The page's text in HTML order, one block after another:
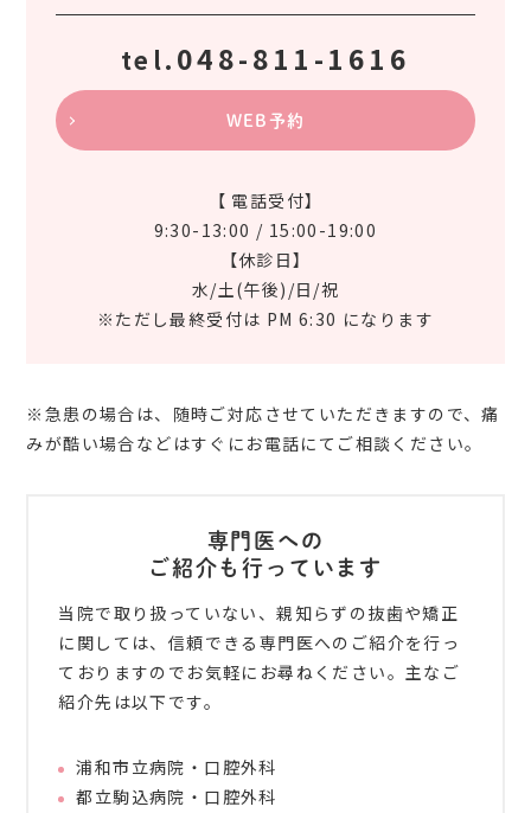
tel. 048-811-1616
WEB予約
【 電話受付】
9:30-13:00 / 15:00-19:00
【休診日】
水/土(午後)/日/祝
※ただし最終受付は PM 6:30 になります
※急患の場合は、随時ご対応させていただきますので、痛
みが酷い場合などはすぐにお電話にてご相談ください。
専門医への
ご紹介も行っています
当院で取り扱っていない、親知らずの抜歯や矯正
に関しては、信頼できる専門医へのご紹介を行っ
ておりますのでお気軽にお尋ねください。主なご
紹介先は以下です。
浦和市立病院・口腔外科
都立駒込病院・口腔外科